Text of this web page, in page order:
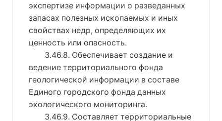
экспертизе информации о разведанных
запасах полезных ископаемых и иных
свойствах недр, определяющих их
ценность или опасность.
3.46.8. Обеспечивает создание и
ведение территориального фонда
геологической информации в составе
Единого городского фонда данных
экологического мониторинга.
3.46.9. Составляет территориальные